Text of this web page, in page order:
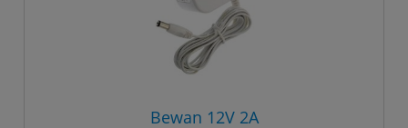
Bewan 12V 2A